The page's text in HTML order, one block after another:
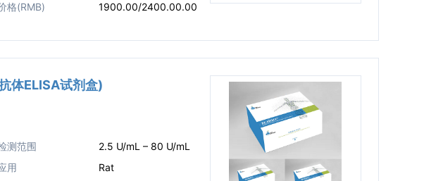
格(RMB) 1900.00/2400.00.00
体ELISA试剂盒)
测范围
2.5 U/mL – 80 U/mL
用
Rat